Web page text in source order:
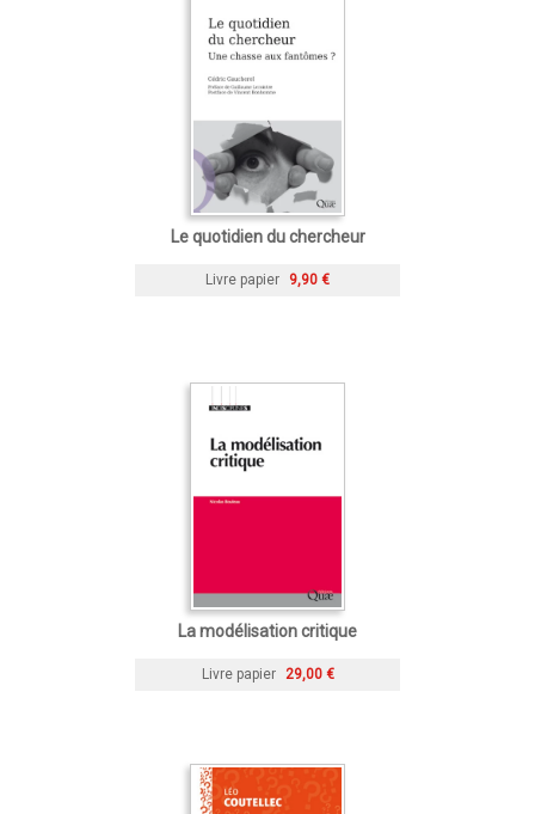
Le quotidien du chercheur
Livre papier 9,90 €
La modélisation critique
Livre papier 29,00 €